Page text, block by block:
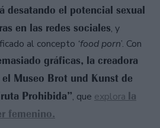
desatando el potencial sexual
en las redes sociales, y
al concepto ‘food porn’. Con
gráficas, la creadora
Museo Brot und Kunst de
Prohibida”, que explora la
femenino.